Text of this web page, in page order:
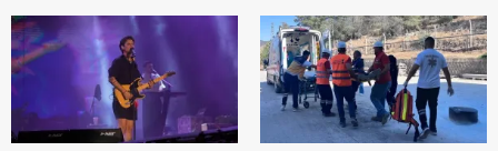
Bisikleti Turnuvası
Tamamlandı.
Teşkilatı ile buluştu.